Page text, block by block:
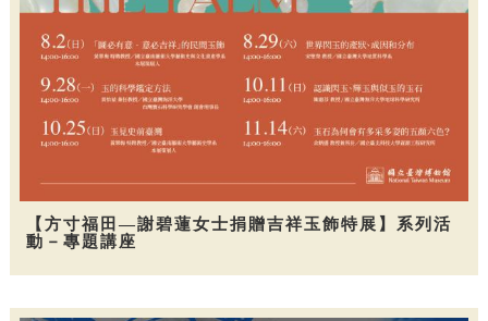
【方寸福田—謝碧蓮女士捐贈吉祥玉飾特展】系列活
動－專題講座